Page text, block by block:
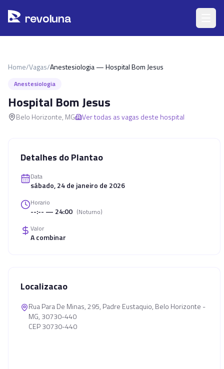
revoluna
Home/Vagas/Anestesiologia — Hospital Bom Jesus
Anestesiologia
Hospital Bom Jesus
Belo Horizonte, MG Ver todas as vagas deste hospital
Detalhes do Plantao
Data
sábado, 24 de janeiro de 2026
Horario
--:-- — 24:00 (Noturno)
Valor
A combinar
Localizacao
Rua Para De Minas, 295, Padre Eustaquio, Belo Horizonte -
MG, 30730-440
CEP 30730-440